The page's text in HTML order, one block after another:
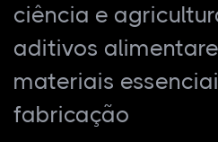
ciência e
aditivos
materiais
fabricação